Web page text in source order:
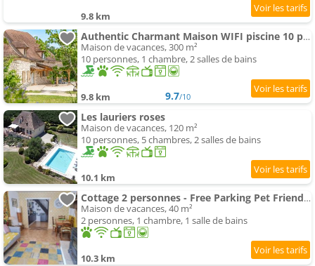
9.8 km
Authentic Charmant Maison WIFI piscine 10 ppl
Maison de vacances, 300 m²
10 personnes, 1 chambre, 2 salles de bains
9.8 km 9.7/10
Les lauriers roses
Maison de vacances, 120 m²
10 personnes, 5 chambres, 2 salles de bains
10.1 km
Cottage 2 personnes - Free Parking Pet Friendly
Maison de vacances, 40 m²
2 personnes, 1 chambre, 1 salle de bains
10.3 km